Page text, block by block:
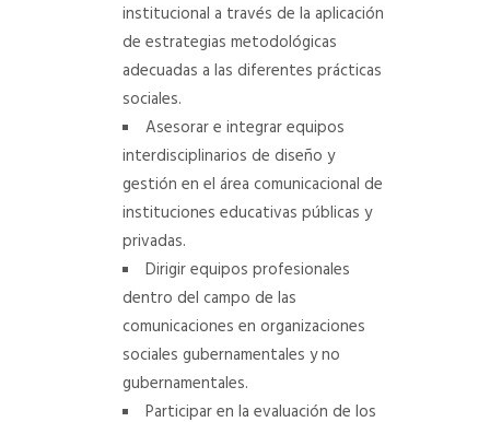
institucional a través de la aplicación
de estrategias metodológicas
adecuadas a las diferentes prácticas
sociales.
Asesorar e integrar equipos
interdisciplinarios de diseño y
gestión en el área comunicacional de
instituciones educativas públicas y
privadas.
Dirigir equipos profesionales
dentro del campo de las
comunicaciones en organizaciones
sociales gubernamentales y no
gubernamentales.
Participar en la evaluación de los